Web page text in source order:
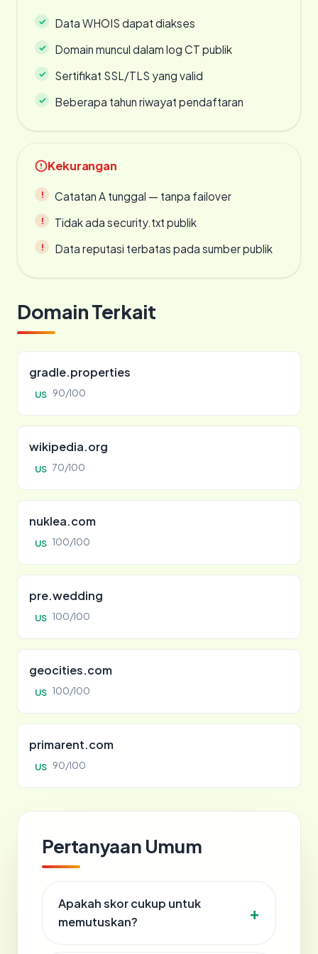
Data WHOIS dapat diakses
Domain muncul dalam log CT publik
Sertifikat SSL/TLS yang valid
Beberapa tahun riwayat pendaftaran
Kekurangan
Catatan A tunggal — tanpa failover
Tidak ada security.txt publik
Data reputasi terbatas pada sumber publik
Domain Terkait
gradle.properties
US 90/100
wikipedia.org
US 70/100
nuklea.com
US 100/100
pre.wedding
US 100/100
geocities.com
US 100/100
primarent.com
US 90/100
Pertanyaan Umum
Apakah skor cukup untuk
memutuskan?